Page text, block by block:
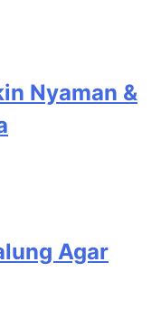
Nyaman &
Agar